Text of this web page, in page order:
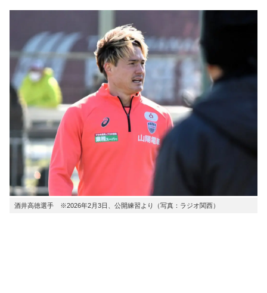
酒井高徳選手 ※2026年2月3日、公開練習より（写真：ラジオ関西）